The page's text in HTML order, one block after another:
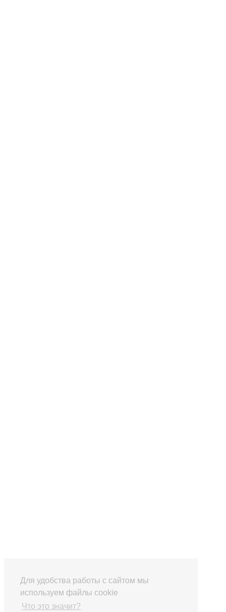
Для удобства работы с сайтом мы
используем файлы cookie
Что это значит?